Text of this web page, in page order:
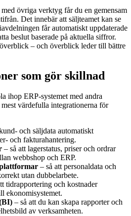
övriga verktyg får du en gemensam
Det innebär att säljteamet kan se
får automatiskt uppdaterade
beslut baserade på aktuella siffror.
– och överblick leder till bättre
som gör skillnad
ihop ERP-systemet med andra
värdefulla integrationerna för
och säljdata automatiskt
och fakturahantering.
– så att lagerstatus, priser och ordrar
webbshop och ERP.
– så att personaldata och
utan dubbelarbete.
tidrapportering och kostnader
ekonomisystemet.
– så att du kan skapa rapporter och
av verksamheten.